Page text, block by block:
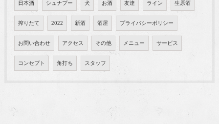
日本酒 シュナプー 犬 お酒 友達 ライン 生原酒
搾りたて 2022 新酒 酒屋 プライバシーポリシー
お問い合わせ アクセス その他 メニュー サービス
コンセプト 角打ち スタッフ